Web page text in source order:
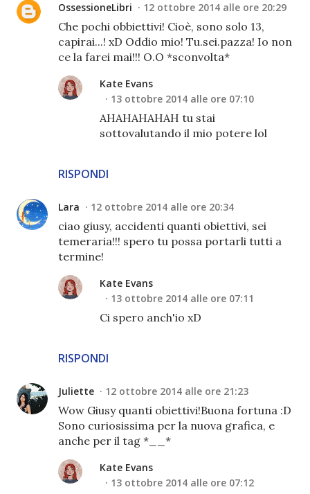
OssessioneLibri 12 ottobre 2014 alle ore 20:29
Che pochi obbiettivi! Cioè, sono solo 13,
capirai...! xD Oddio mio! Tu.sei.pazza! Io non
ce la farei mai!!! O.O *sconvolta*
RISPONDI
Kate Evans
13 ottobre 2014 alle ore 07:10
AHAHAHAHAH tu stai
sottovalutando il mio potere lol
Lara 12 ottobre 2014 alle ore 20:34
ciao giusy, accidenti quanti obiettivi, sei
temeraria!!! spero tu possa portarli tutti a
termine!
RISPONDI
Kate Evans
13 ottobre 2014 alle ore 07:11
Ci spero anch'io xD
Juliette 12 ottobre 2014 alle ore 21:23
Wow Giusy quanti obiettivi!Buona fortuna :D
Sono curiosissima per la nuova grafica, e
anche per il tag *__*
Kate Evans
13 ottobre 2014 alle ore 07:12